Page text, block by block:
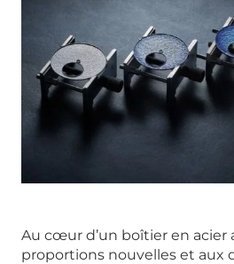
Au cœur d’un boîtier en acier
proportions nouvelles et aux